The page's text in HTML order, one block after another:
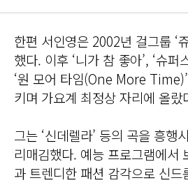
한편 서인영은 2002년 걸그룹 ‘
했다. 이후 ‘니가 참 좋아’, ‘슈
‘원 모어 타임(One More
키며 가요계 최정상 자리에 올랐
그는 ‘신데렐라’ 등의 곡을 흥행
리매김했다. 예능 프로그램에서
과 트렌디한 패션 감각으로 신드